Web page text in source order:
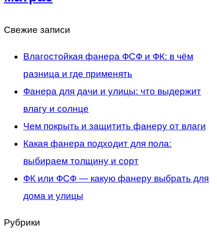
Свежие записи
Влагостойкая фанера ФСФ и ФК: в чём
разница и где применять
Фанера для дачи и улицы: что выдержит
влагу и солнце
Чем покрыть и защитить фанеру от влаги
Какая фанера подходит для пола:
выбираем толщину и сорт
ФК или ФСФ — какую фанеру выбрать для
дома и улицы
Рубрики